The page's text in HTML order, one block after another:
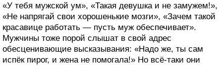
«У тебя мужской ум», «Такая девушка и не замужем!»,
«Не напрягай свои хорошенькие мозги», «Зачем такой
красавице работать — пусть муж обеспечивает».
Мужчины тоже порой слышат в свой адрес
обесценивающие высказывания: «Надо же, ты сам
испёк пирог, и жена не помогала!» Но всё-таки они